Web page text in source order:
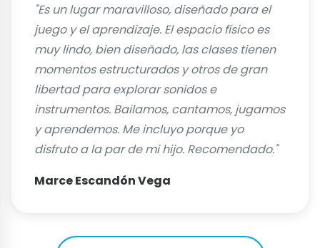
"Es un lugar maravilloso, diseñado para el
juego y el aprendizaje. El espacio físico es
muy lindo, bien diseñado, las clases tienen
momentos estructurados y otros de gran
libertad para explorar sonidos e
instrumentos. Bailamos, cantamos, jugamos
y aprendemos. Me incluyo porque yo
disfruto a la par de mi hijo. Recomendado."
Marce Escandón Vega